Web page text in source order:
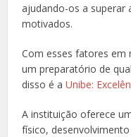
ajudando-os a superar
motivados.
Com esses fatores em
um preparatório de
disso é a Unibe:
A instituição oferece
físico,